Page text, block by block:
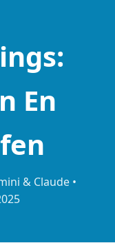
En
& Claude •